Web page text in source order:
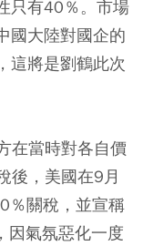
只有40％。市場
國大陸對國企的
這將是劉鶴此次
在當時對各自價
後，美國在9月
％關稅，並宣稱
因氣氛惡化一度